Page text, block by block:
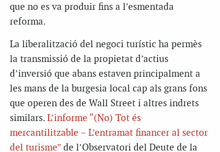
que no es va produir fins a l’esmentada
reforma.
La liberalització del negoci turístic ha permès
la transmissió de la propietat d’actius
d’inversió que abans estaven principalment a
les mans de la burgesia local cap als grans fons
que operen des de Wall Street i altres indrets
similars. L’informe “(No) Tot és
mercantilitzable – L’entramat financer al sector
del turisme” de l’Observatori del Deute de la